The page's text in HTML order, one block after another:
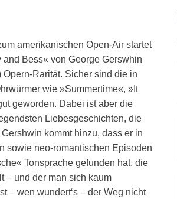
amerikanischen Open-Air startet
Bess« von George Gerswhin
Rarität. Sicher sind die in
wie »Summertime«, »It
geworden. Dabei ist aber die
Liebesgeschichten, die
kommt hinzu, dass er in
sowie neo-romantischen Episoden
Tonsprache gefunden hat, die
– und der man sich kaum
– wen wundert‘s – der Weg nicht